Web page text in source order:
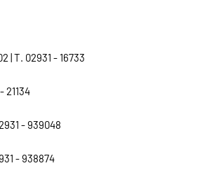
| T. 02931 - 16733
21134
- 939048
- 938874